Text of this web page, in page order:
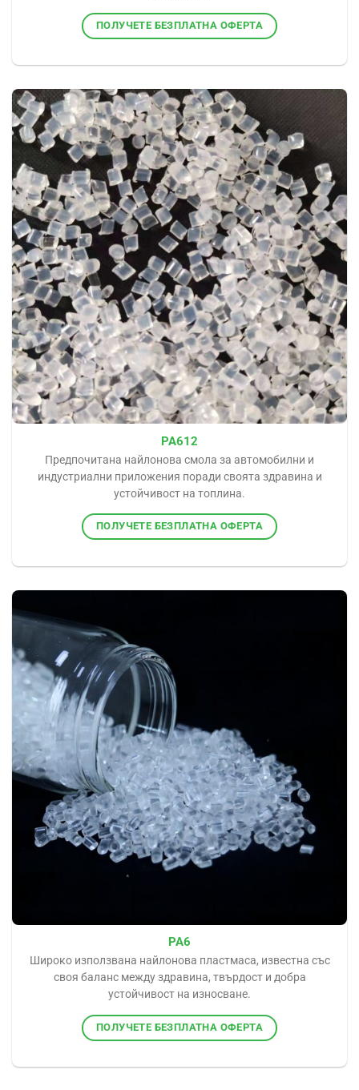
ПОЛУЧЕТЕ БЕЗПЛАТНА ОФЕРТА
PA612
Предпочитана найлонова смола за автомобилни и
индустриални приложения поради своята здравина и
устойчивост на топлина.
ПОЛУЧЕТЕ БЕЗПЛАТНА ОФЕРТА
PA6
Широко използвана найлонова пластмаса, известна със
своя баланс между здравина, твърдост и добра
устойчивост на износване.
ПОЛУЧЕТЕ БЕЗПЛАТНА ОФЕРТА